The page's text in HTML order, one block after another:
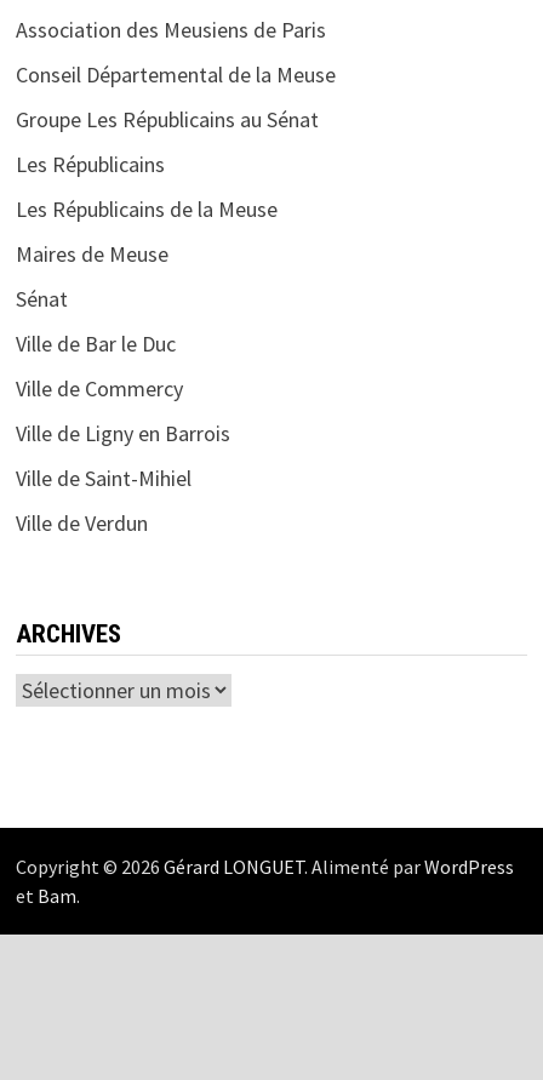
Association des Meusiens de Paris
Conseil Départemental de la Meuse
Groupe Les Républicains au Sénat
Les Républicains
Les Républicains de la Meuse
Maires de Meuse
Sénat
Ville de Bar le Duc
Ville de Commercy
Ville de Ligny en Barrois
Ville de Saint-Mihiel
Ville de Verdun
ARCHIVES
Archives
Copyright © 2026 Gérard LONGUET. Alimenté parWordPress
et Bam.